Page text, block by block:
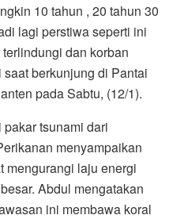
10 tahun , 20 tahun 30
lagi perstiwa seperti ini
dan korban
berkunjung di Pantai
pada Sabtu, (12/1).
tsunami dari
menyampaikan
mengurangi laju energi
Abdul mengatakan
ini membawa koral